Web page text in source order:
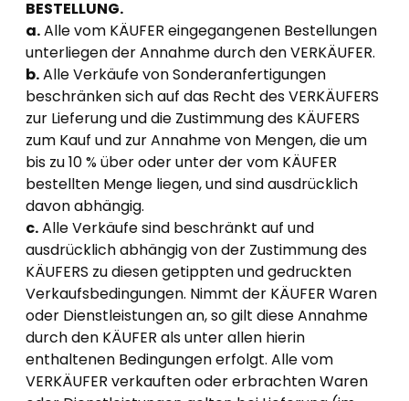
BESTELLUNG.
a.Alle vom KÄUFER eingegangenen Bestellungen
unterliegen der Annahme durch den VERKÄUFER.
b.Alle Verkäufe von Sonderanfertigungen
beschränken sich auf das Recht des VERKÄUFERS
zur Lieferung und die Zustimmung des KÄUFERS
zum Kauf und zur Annahme von Mengen, die um
bis zu 10 % über oder unter der vom KÄUFER
bestellten Menge liegen, und sind ausdrücklich
davon abhängig.
c.Alle Verkäufe sind beschränkt auf und
ausdrücklich abhängig von der Zustimmung des
KÄUFERS zu diesen getippten und gedruckten
Verkaufsbedingungen. Nimmt der KÄUFER Waren
oder Dienstleistungen an, so gilt diese Annahme
durch den KÄUFER als unter allen hierin
enthaltenen Bedingungen erfolgt. Alle vom
VERKÄUFER verkauften oder erbrachten Waren